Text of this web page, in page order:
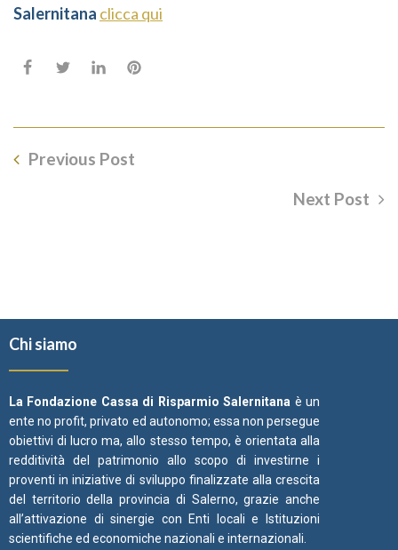
Salernitana clicca qui
Previous Post
Next Post
Chi siamo
La Fondazione Cassa di Risparmio Salernitana è un
ente no profit, privato ed autonomo; essa non persegue
obiettivi di lucro ma, allo stesso tempo, è orientata alla
redditività del patrimonio allo scopo di investirne i
proventi in iniziative di sviluppo finalizzate alla crescita
del territorio della provincia di Salerno, grazie anche
all’attivazione di sinergie con Enti locali e Istituzioni
scientifiche ed economiche nazionali e internazionali.